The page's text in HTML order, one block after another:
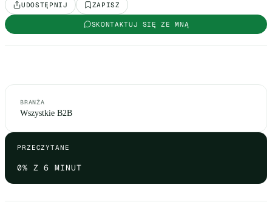
UDOSTĘPNIJ ZAPISZ
SKONTAKTUJ SIĘ ZE MNĄ
BRANŻA
Wszystkie B2B
PRZECZYTANE
0% Z 6 MINUT